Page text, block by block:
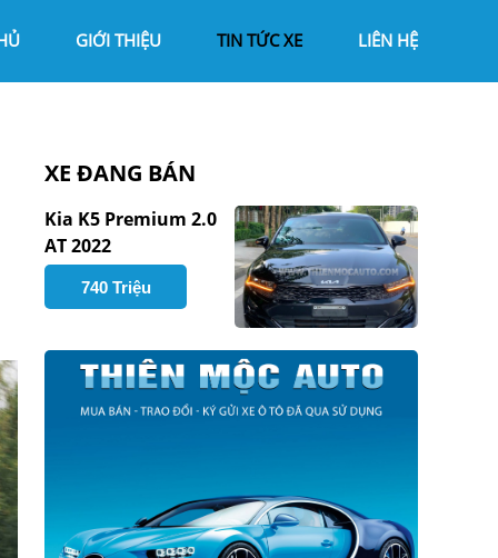
GIỚI THIỆU TIN TỨC XE LIÊN HỆ
XE ĐANG BÁN
Kia K5 Premium 2.0
AT 2022
740 Triệu